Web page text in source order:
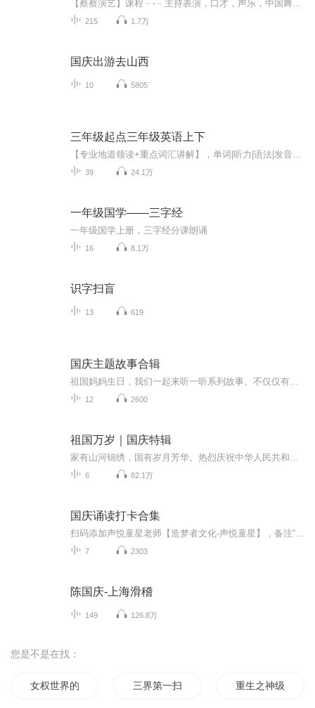
215 1.7万
国庆出游去山西
10 5805
三年级起点三年级英语上下
39 24.1万
一年级国学——三字经
一年级国学上册，三字经分课朗诵
16 8.1万
识字扫盲
13 619
国庆主题故事合辑
12 2600
祖国万岁｜国庆特辑
6 82.1万
国庆诵读打卡合集
7 2303
陈国庆-上海滑稽
149 126.8万
您是不是在找：
女权世界的文抄公 三界第一扫把星 重生之神级大扫除